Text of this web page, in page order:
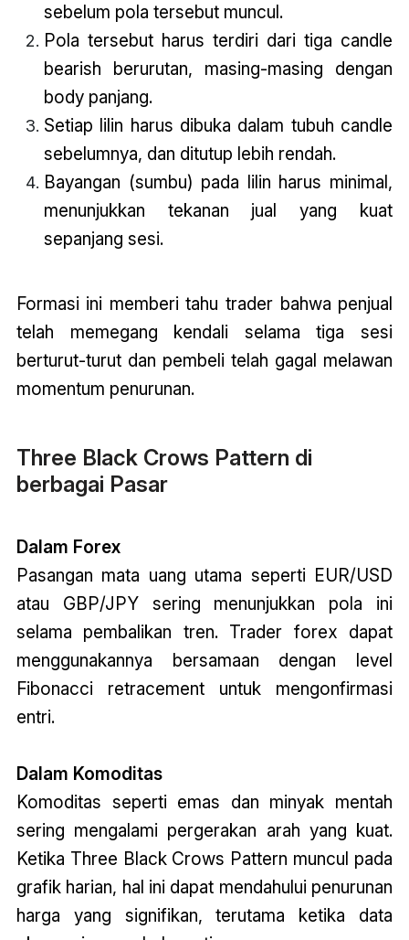
sebelum pola tersebut muncul.
Pola tersebut harus terdiri dari tiga candle
bearish berurutan, masing-masing dengan
body panjang.
Setiap lilin harus dibuka dalam tubuh candle
sebelumnya, dan ditutup lebih rendah.
Bayangan (sumbu) pada lilin harus minimal,
menunjukkan tekanan jual yang kuat
sepanjang sesi.
Formasi ini memberi tahu trader bahwa penjual
telah memegang kendali selama tiga sesi
berturut-turut dan pembeli telah gagal melawan
momentum penurunan.
Three Black Crows Pattern di
berbagai Pasar
Dalam Forex
Pasangan mata uang utama seperti EUR/USD
atau GBP/JPY sering menunjukkan pola ini
selama pembalikan tren. Trader forex dapat
menggunakannya bersamaan dengan level
Fibonacci retracement untuk mengonfirmasi
entri.
Dalam Komoditas
Komoditas seperti emas dan minyak mentah
sering mengalami pergerakan arah yang kuat.
Ketika Three Black Crows Pattern muncul pada
grafik harian, hal ini dapat mendahului penurunan
harga yang signifikan, terutama ketika data